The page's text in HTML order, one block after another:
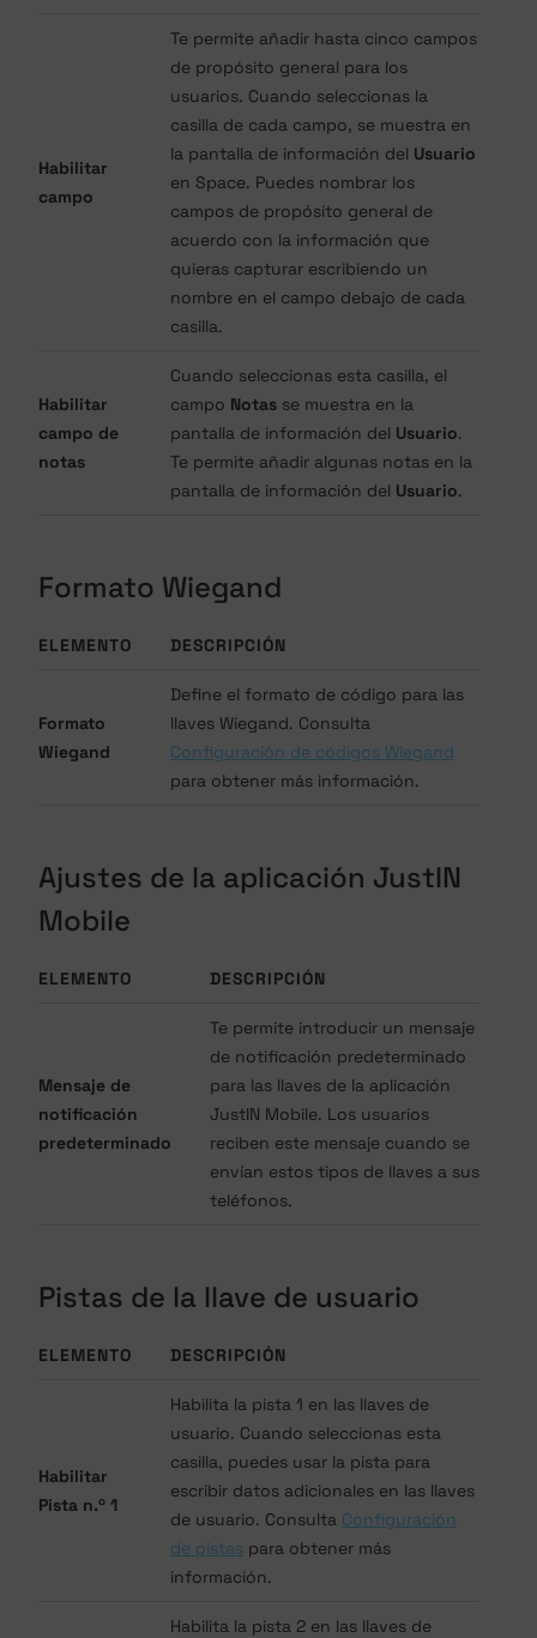
Habilitar
campo
Te permite añadir hasta cinco campos
de propósito general para los
usuarios. Cuando seleccionas la
casilla de cada campo, se muestra en
la pantalla de información del Usuario
en Space. Puedes nombrar los
campos de propósito general de
acuerdo con la información que
quieras capturar escribiendo un
nombre en el campo debajo de cada
casilla.
Habilitar
campo de
notas
Cuando seleccionas esta casilla, el
campo Notas se muestra en la
pantalla de información del Usuario.
Te permite añadir algunas notas en la
pantalla de información del Usuario.
Formato Wiegand
ELEMENTO DESCRIPCIÓN
Formato
Wiegand
Define el formato de código para las
llaves Wiegand. Consulta
Configuración de códigos Wiegand
para obtener más información.
Ajustes de la aplicación JustIN
Mobile
ELEMENTO DESCRIPCIÓN
Mensaje de
notificación
predeterminado
Te permite introducir un mensaje
de notificación predeterminado
para las llaves de la aplicación
JustIN Mobile. Los usuarios
reciben este mensaje cuando se
envían estos tipos de llaves a sus
teléfonos.
Pistas de la llave de usuario
ELEMENTO DESCRIPCIÓN
Habilitar
Pista n.º 1
Habilita la pista 1 en las llaves de
usuario. Cuando seleccionas esta
casilla, puedes usar la pista para
escribir datos adicionales en las llaves
de usuario. Consulta Configuración
de pistas para obtener más
información.
Habilita la pista 2 en las llaves de